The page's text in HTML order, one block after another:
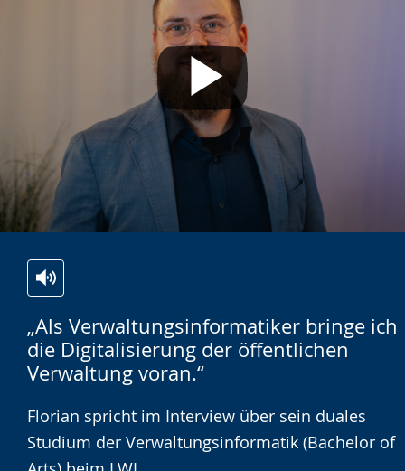
Mehr erfahren
Ich akzeptiere. Hinweis ausblenden und
YouTube-Videos in Zukunft immer
Video abspielen
„Als Verwaltungsinformatiker bringe ich
die Digitalisierung der öffentlichen
Verwaltung voran.“
Leichten
Sprache
wechseln.
Audio-
Unterstützung.
Video
in
Deutscher
Gebärdensprache
wird
angezeigt.
Florian spricht im Interview über sein duales
Studium der Verwaltungsinformatik (Bachelor of